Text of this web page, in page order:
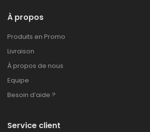
À propos
Produits en Promo
Livraison
À propos de nous
Equipe
Besoin d’aide ?
Service client